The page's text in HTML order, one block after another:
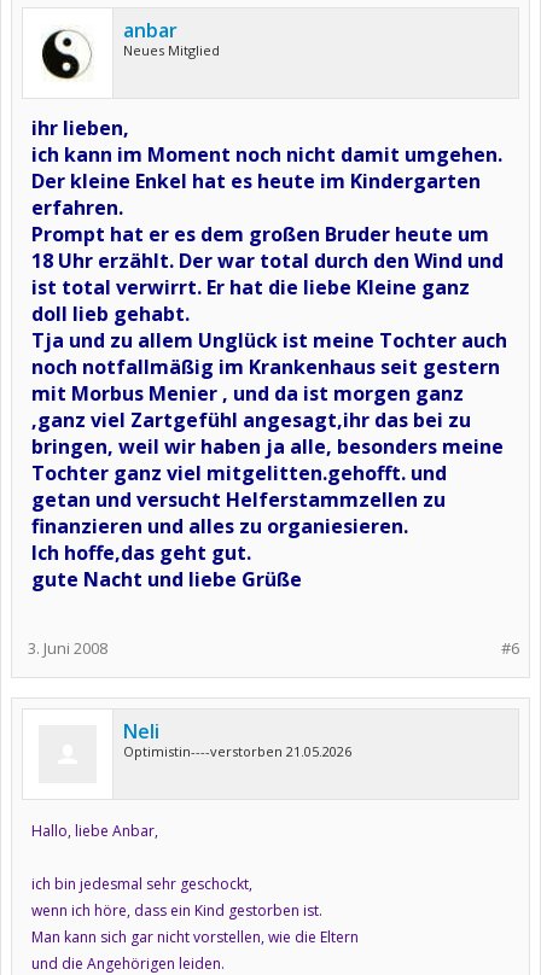
anbar
Neues Mitglied
ihr lieben,
ich kann im Moment noch nicht damit umgehen.
Der kleine Enkel hat es heute im Kindergarten
erfahren.
Prompt hat er es dem großen Bruder heute um
18 Uhr erzählt. Der war total durch den Wind und
ist total verwirrt. Er hat die liebe Kleine ganz
doll lieb gehabt.
Tja und zu allem Unglück ist meine Tochter auch
noch notfallmäßig im Krankenhaus seit gestern
mit Morbus Menier , und da ist morgen ganz
,ganz viel Zartgefühl angesagt,ihr das bei zu
bringen, weil wir haben ja alle, besonders meine
Tochter ganz viel mitgelitten.gehofft. und
getan und versucht Helferstammzellen zu
finanzieren und alles zu organiesieren.
Ich hoffe,das geht gut.
gute Nacht und liebe Grüße
#6
3. Juni 2008
Neli
Optimistin----verstorben 21.05.2026
Hallo, liebe Anbar,
ich bin jedesmal sehr geschockt,
wenn ich höre, dass ein Kind gestorben ist.
Man kann sich gar nicht vorstellen, wie die Eltern
und die Angehörigen leiden.